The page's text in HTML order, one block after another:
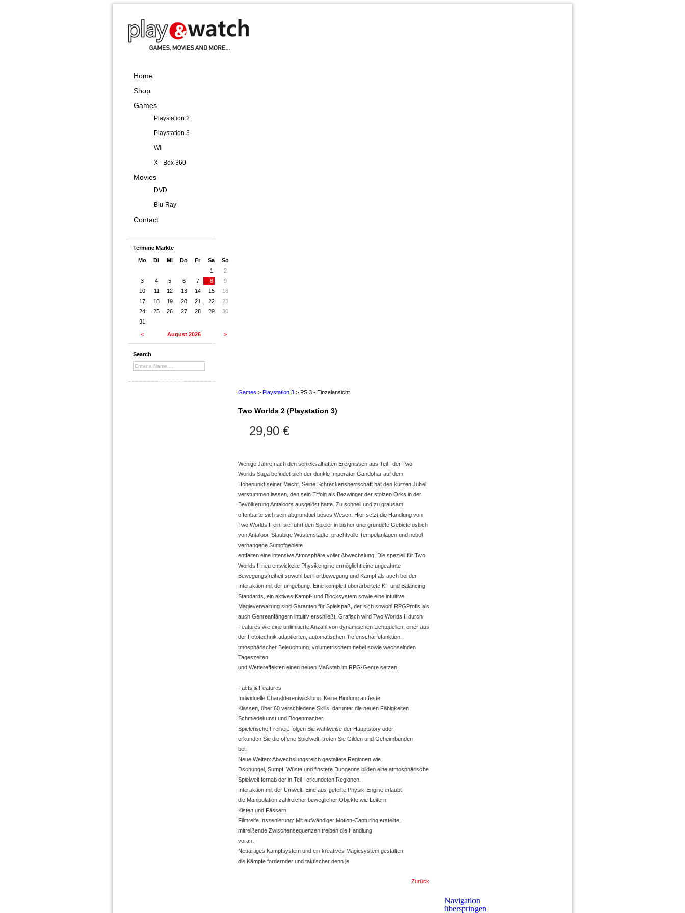
Home
Shop
Games
Playstation 2
Playstation 3
Wii
X - Box 360
Movies
DVD
Blu-Ray
Contact
Termine Märkte
Mo Di Mi Do Fr Sa
So
1
2
3
4 5 6 7 8
9
10
11 12 13 14 15
16
17
18 19 20 21 22
23
24
25 26 27 28 29
30
31
< August 2026 >
Search
Games > Playstation 3 > PS 3 - Einzelansicht
Two Worlds 2 (Playstation 3)
29,90 €
Wenige Jahre nach den schicksalhaften Ereignissen aus Teil I der Two
Worlds Saga befindet sich der dunkle Imperator Gandohar auf dem
Höhepunkt seiner Macht. Seine Schreckensherrschaft hat den kurzen Jubel
verstummen lassen, den sein Erfolg als Bezwinger der stolzen Orks in der
Bevölkerung Antaloors ausgelöst hatte. Zu schnell und zu grausam
offenbarte sich sein abgrundtief böses Wesen. Hier setzt die Handlung von
Two Worlds II ein: sie führt den Spieler in bisher unergründete Gebiete östlich
von Antaloor. Staubige Wüstenstädte, prachtvolle Tempelanlagen und nebel
verhangene Sumpfgebiete
entfalten eine intensive Atmosphäre voller Abwechslung. Die speziell für Two
Worlds II neu entwickelte Physikengine ermöglicht eine ungeahnte
Bewegungsfreiheit sowohl bei Fortbewegung und Kampf als auch bei der
Interaktion mit der umgebung. Eine komplett überarbeitete KI- und Balancing-
Standards, ein aktives Kampf- und Blocksystem sowie eine intuitive
Magieverwaltung sind Garanten für Spielspaß, der sich sowohl RPGProfis als
auch Genreanfängern intuitiv erschließt. Grafisch wird Two Worlds II durch
Features wie eine unlimitierte Anzahl von dynamischen Lichtquellen, einer aus
der Fototechnik adaptierten, automatischen Tiefenschärfefunktion,
tmosphärischer Beleuchtung, volumetrischem nebel sowie wechselnden
Tageszeiten
und Wettereffekten einen neuen Maßstab im RPG-Genre setzen.
Facts & Features
Individuelle Charakterentwicklung: Keine Bindung an feste
Klassen, über 60 verschiedene Skills, darunter die neuen Fähigkeiten
Schmiedekunst und Bogenmacher.
Spielerische Freiheit: folgen Sie wahlweise der Hauptstory oder
erkunden Sie die offene Spielwelt, treten Sie Gilden und Geheimbünden
bei.
Neue Welten: Abwechslungsreich gestaltete Regionen wie
Dschungel, Sumpf, Wüste und finstere Dungeons bilden eine atmosphärische
Spielwelt fernab der in Teil I erkundeten Regionen.
Interaktion mit der Umwelt: Eine aus-gefeilte Physik-Engine erlaubt
die Manipulation zahlreicher beweglicher Objekte wie Leitern,
Kisten und Fässern.
Filmreife Inszenierung: Mit aufwändiger Motion-Capturing erstellte,
mitreißende Zwischensequenzen treiben die Handlung
voran.
Neuartiges Kampfsystem und ein kreatives Magiesystem gestalten
die Kämpfe fordernder und taktischer denn je.
Zurück
Navigation
überspringen